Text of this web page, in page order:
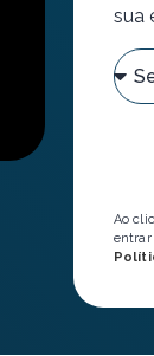
sua
Ao
entrar